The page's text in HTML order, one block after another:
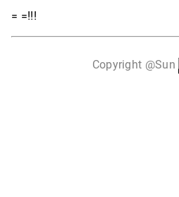
= =!!!
Copyright @Sun